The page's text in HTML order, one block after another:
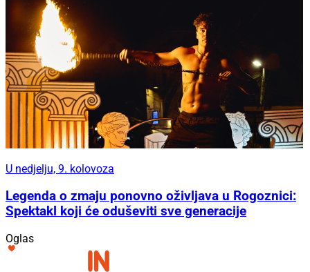
U nedjelju, 9. kolovoza
Legenda o zmaju ponovno oživljava u Rogoznici:
Spektakl koji će oduševiti sve generacije
Oglas